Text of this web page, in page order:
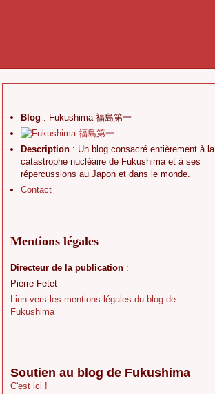
Blog : Fukushima 福島第一
Description : Un blog consacré entièrement à la
catastrophe nucléaire de Fukushima et à ses
répercussions au Japon et dans le monde.
Contact
Mentions légales
Directeur de la publication :
Pierre Fetet
Lien vers les mentions légales du blog de
Fukushima
Soutien au blog de Fukushima
C'est ici !